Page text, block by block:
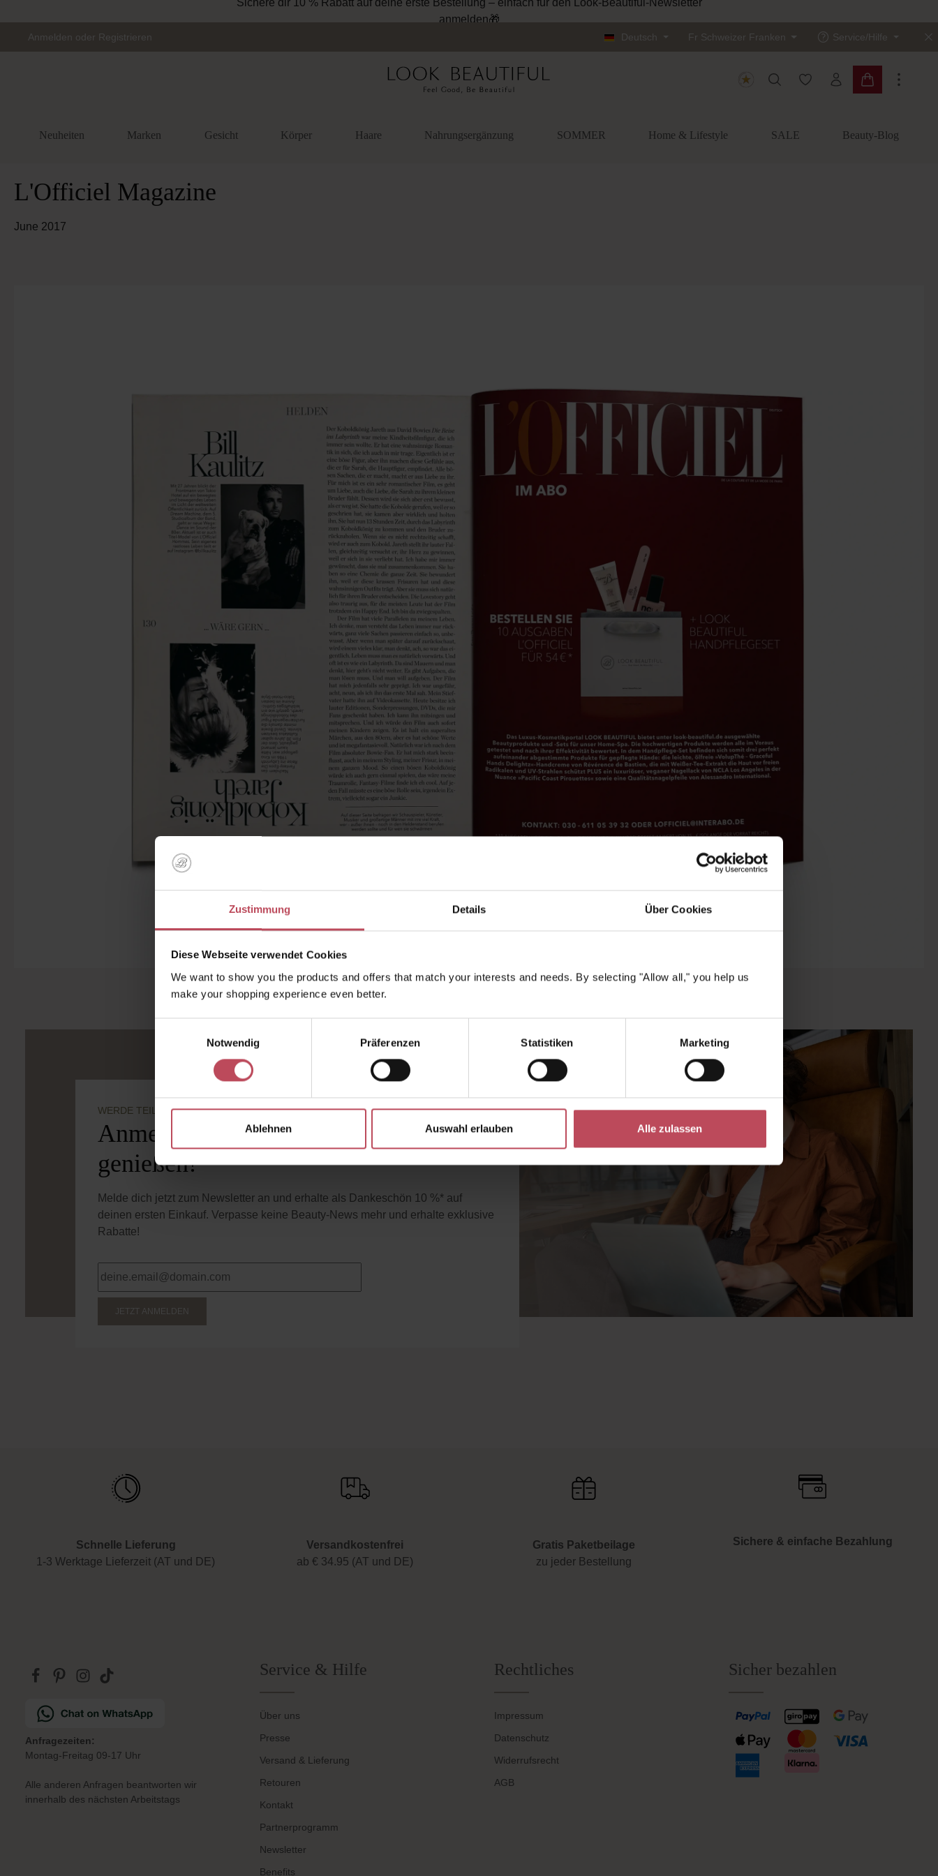
Zustimmung Details Über Cookies
Diese Webseite verwendet Cookies
We want to show you the products and offers that match your interests and needs. By selecting "Allow all," you help us
make your shopping experience even better.
Notwendig
Präferenzen Statistiken Marketing
Ablehnen Auswahl erlauben Alle zulassen
Sichere dir 10 % Rabatt auf deine erste Bestellung – einfach für den Look-Beautiful-Newsletter
anmelden🎁
Anmelden oder Registrieren Deutsch Fr Schweizer Franken Service/Hilfe
Du hast 0 Produkte auf
Warenkorb
Neuheiten Marken Gesicht Körper Haare Nahrungsergänzung SOMMER Home & Lifestyle SALE Beauty-Blog
L'Officiel Magazine
June 2017
WERDE TEIL DER LOOK BEAUTIFUL-FAMILIE
Anmelden & exklusive Vorteile
genießen!
Melde dich jetzt zum Newsletter an und erhalte als Dankeschön 10 %* auf
deinen ersten Einkauf. Verpasse keine Beauty-News mehr und erhalte exklusive
Rabatte!
JETZT ANMELDEN
Schnelle Lieferung
1-3 Werktage Lieferzeit (AT und DE)
Versandkostenfrei
ab € 34.95 (AT und DE)
Gratis Paketbeilage
zu jeder Bestellung
Sichere & einfache Bezahlung
Anfragezeiten:
Montag-Freitag 09-17 Uhr
Alle anderen Anfragen beantworten wir
innerhalb des nächsten Arbeitstags
Service & Hilfe
Über uns
Presse
Versand & Lieferung
Retouren
Kontakt
Partnerprogramm
Newsletter
Benefits
Rechtliches
Impressum
Datenschutz
Widerrufsrecht
AGB
Sicher bezahlen